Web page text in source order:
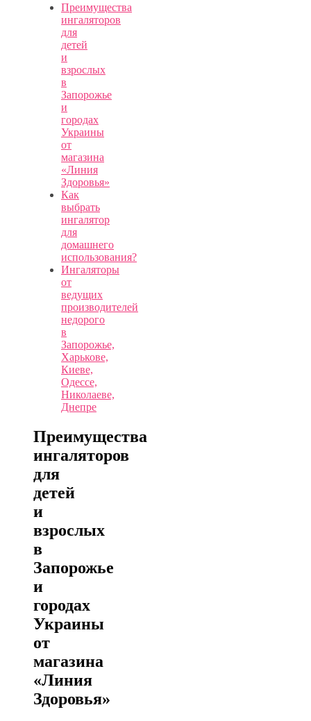
Преимущества
ингаляторов
для
детей
и
взрослых
в
Запорожье
и
городах
Украины
от
магазина
«Линия
Здоровья»
Как
выбрать
ингалятор
для
домашнего
использования?
Ингаляторы
от
ведущих
производителей
недорого
в
Запорожье,
Харькове,
Киеве,
Одессе,
Николаеве,
Днепре
Преимущества
ингаляторов
для
детей
и
взрослых
в
Запорожье
и
городах
Украины
от
магазина
«Линия
Здоровья»